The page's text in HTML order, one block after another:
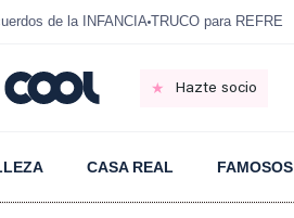
de la INFANCIATRUCO para
Hazte socio
CASA REAL FAMOSOS